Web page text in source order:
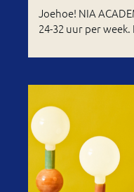
Joehoe! NIA
24-32 uur per